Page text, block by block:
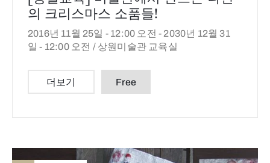
의 크리스마스 소품들!
2016년 11월 25일 - 12:00 오전 - 2030년 12월 31
일 - 12:00 오전 / 상원미술관 교육실
더보기 Free